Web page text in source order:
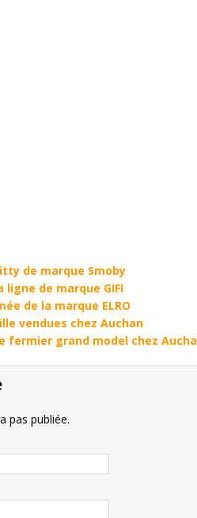
de marque Smoby
ligne de marque GIFI
de la marque ELRO
vendues chez Auchan
fermier grand model chez
pas publiée.